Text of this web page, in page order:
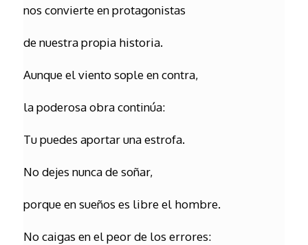
nos convierte en protagonistas
de nuestra propia historia.
Aunque el viento sople en contra,
la poderosa obra continúa:
Tu puedes aportar una estrofa.
No dejes nunca de soñar,
porque en sueños es libre el hombre.
No caigas en el peor de los errores: